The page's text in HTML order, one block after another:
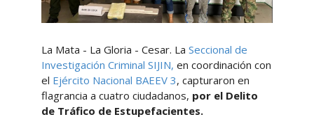
La Mata - La Gloria - Cesar. La Seccional de
Investigación Criminal SIJIN, en coordinación con
el Ejército Nacional BAEEV 3, capturaron en
flagrancia a cuatro ciudadanos, por el Delito
de Tráfico de Estupefacientes.